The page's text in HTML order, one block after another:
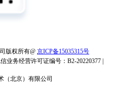
版权所有@ 京ICP备15035315号
业务经营许可证编号：B2-20220377 |
（北京）有限公司